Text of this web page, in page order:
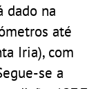
dado na
até
Iria), com
se a